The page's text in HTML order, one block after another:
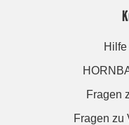
Fragen
Fragen zu